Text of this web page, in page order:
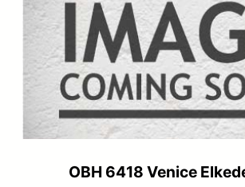
OBH 6418 Venice